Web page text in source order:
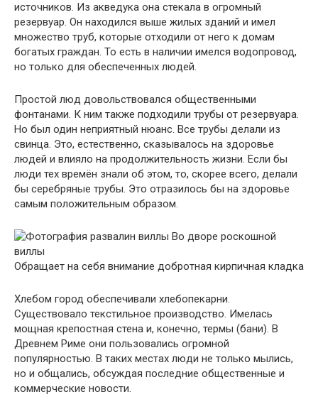
источников. Из акведука она стекала в огромный
резервуар. Он находился выше жилых зданий и имел
множество труб, которые отходили от него к домам
богатых граждан. То есть в наличии имелся водопровод,
но только для обеспеченных людей.
Простой люд довольствовался общественными
фонтанами. К ним также подходили трубы от резервуара.
Но был один неприятный нюанс. Все трубы делали из
свинца. Это, естественно, сказывалось на здоровье
людей и влияло на продолжительность жизни. Если бы
люди тех времён знали об этом, то, скорее всего, делали
бы серебряные трубы. Это отразилось бы на здоровье
самым положительным образом.
Во дворе роскошной
виллы
Обращает на себя внимание добротная кирпичная кладка
Хлебом город обеспечивали хлебопекарни.
Существовало текстильное производство. Имелась
мощная крепостная стена и, конечно, термы (бани). В
Древнем Риме они пользовались огромной
популярностью. В таких местах люди не только мылись,
но и общались, обсуждая последние общественные и
коммерческие новости.